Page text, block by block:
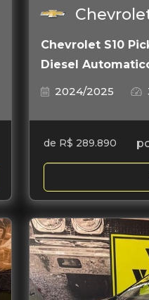
Chevrolet S10
Diesel
2024/2025
de R$ 289.890